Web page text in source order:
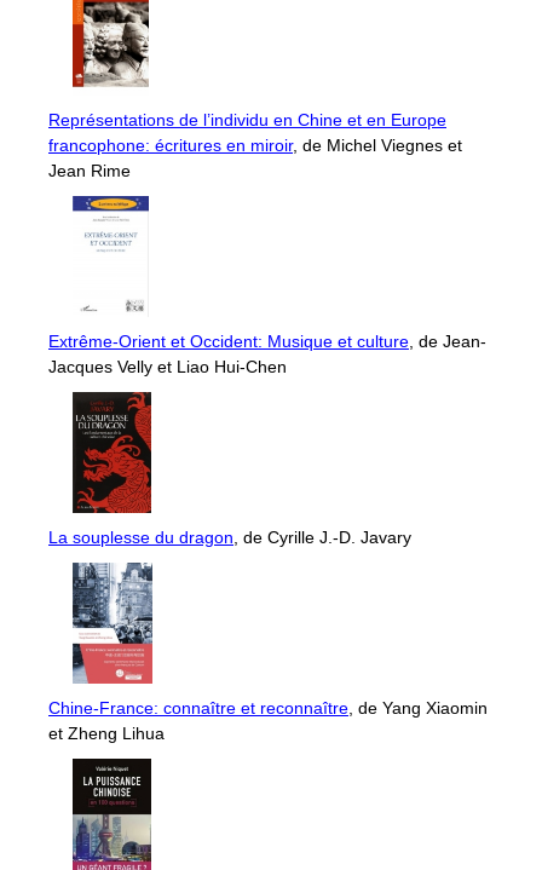
Représentations de l’individu en Chine et en Europe
francophone: écritures en miroir, de Michel Viegnes et
Jean Rime
Extrême-Orient et Occident: Musique et culture , de Jean-
Jacques Velly et Liao Hui-Chen
La souplesse du dragon , de Cyrille J.-D. Javary
Chine-France: connaître et reconnaître , de Yang Xiaomin
et Zheng Lihua